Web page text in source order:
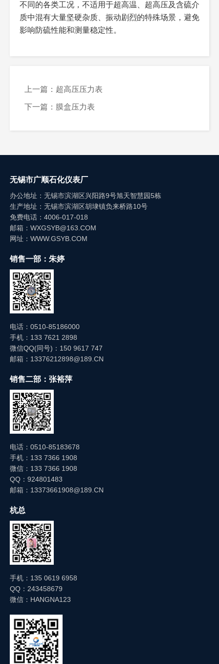
不同的各类工况，不适用于超高温、超高压及含硫介
质中混有大量坚硬杂质、振动剧烈的特殊场景，避免
影响防硫性能和测量稳定性。
防护等
级
IP54（常规，防尘防水）、IP65（防
水防尘加强型，可选）
保护内部防硫部件，适
配户外、潮湿含硫工况
Φ60MM、Φ100MM（常规）；
投入使用；轻轻拨动指针，确认指针转动灵活、无卡
滞，机芯运行正常，避免含硫介质腐蚀导致指针卡
滞。
盘管、缓冲管），将介质温度降至仪表允许范围，避
性增强；测量含微小杂质的含硫介质时，需在仪表前
日常使用中，定期检查仪表读数准确性、连接部
清洁仪表时，可用干燥软布擦拭表盘和表壳，禁
止使用腐蚀性溶剂、尖锐工具擦拭，避免损坏表盘刻
度、表壳防硫涂层和密封件；清洁连接接口时，需先
降压、断开管路，防止含硫介质意外喷出，清洁后可
对连接部位涂抹少量耐硫防护剂，增强防硫效果。
的1.5倍，否则会损坏防硫敏感元件和承压结构，导
致仪表破损、含硫介质泄漏；遇到压力骤升时，需立
即启动泄压装置，快速降压，保护仪表和管路设备。
长期停用的防硫压力表，应先降压、断开与管路
的连接，用专用耐硫清洁剂清洁仪表表面、连接接口
和内部残留含硫介质，避免残留介质长期腐蚀防硫部
件；妥善存放于干燥、通风、无腐蚀、无碰撞的环境
中，存放前可在防硫涂层表面涂抹防护油；重新启用
前，需进行密封性测试、零点校准，检查防硫涂层完
整性，确认合格后方可投入使用。
若仪表出现破损、泄漏、防硫涂层脱落、测量失
灵等故障，应立即停止使用，降压后断开管路，联系
专业防硫仪表检修人员处理，不得自行拆卸仪表内部
部件（尤其是防硫敏感元件），避免造成防硫性能失
硫介质的硫化氢浓度选择，常规含硫场景（硫化氢浓
度≤1000PPM）选择常规防硫等级（符合GB/T
24925-2010），材质选用316L不锈钢即可；高含硫
制款，材质选用哈氏合金、蒙乃尔合金等强抗硫材
密封材质选型：常温含硫工况（≤80℃）选择耐
硫氟橡胶密封垫，密封严密、性价比高；中温含硫工
硫性能更强；高温含硫工况（>150℃）选择金属密
连接方式选型：常规清洁含硫介质、中低压工
可靠；粘稠、含杂质的含硫介质，选择法兰连接，流
通性好、不易堵塞；安装空间受限的场景，选择小型
化螺纹连接型号，所有连接部位需确认做过防硫处
理。
温度选型：介质温度≤150℃、环境温度≤85℃选
温防硫型号，并配套加装冷却装置；低温环境
（≤-20℃），选择耐低温防硫型号，防止防硫材质脆
化、密封件失效。
表盘直径选型：近距离读数、安装空间较小时，
选择Φ60MM、Φ100MM表盘；远距离读数、大型含
硫设备配套、光线较暗的场景，选择Φ150MM大型
表盘，刻度清晰，减少读数误差。
防护等级选型：室内干燥、清洁的含硫工况，选
择IP54防护等级；户外、潮湿、多粉尘、雨雪环境
的含硫工况，选择IP65防护等级，保护内部防硫部
件，避免受潮、进尘导致腐蚀。
其他：选型时需确认仪表符合国家防硫安全标准
和计量标准，优先选择正规厂家生产的产品，确保防
硫材质纯度和防硫处理工艺；结合实际预算，在满足
级和功能配置，避免过度选型；介质含杂质的场景，
需配套选择耐硫过滤器，延长仪表使用寿命；振动较
大的含硫工况，选择带防震功能的防硫型号，防止指
针卡滞、防硫涂层脱落。
上一篇：超高压压力表
下一篇：膜盒压力表
无锡市广顺石化仪表厂
办公地址：无锡市滨湖区兴阳路9号旭天智慧园5栋
生产地址：无锡市滨湖区胡埭镇负来桥路10号
免费电话：4006-017-018
邮箱：WXGSYB@163.COM
网址：WWW.GSYB.COM
销售一部：朱婷
电话：0510-85186000
手机：133 7621 2898
微信QQ(同号)：150 9617 747
邮箱：13376212898@189.CN
销售二部：张裕萍
电话：0510-85183678
手机：133 7366 1908
微信：133 7366 1908
QQ：924801483
邮箱：13373661908@189.CN
杭总
手机：135 0619 6958
QQ：243458679
微信：HANGNA123